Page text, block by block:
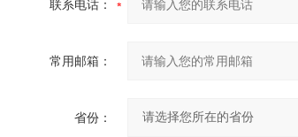
联系电话：
常用邮箱：
省份：